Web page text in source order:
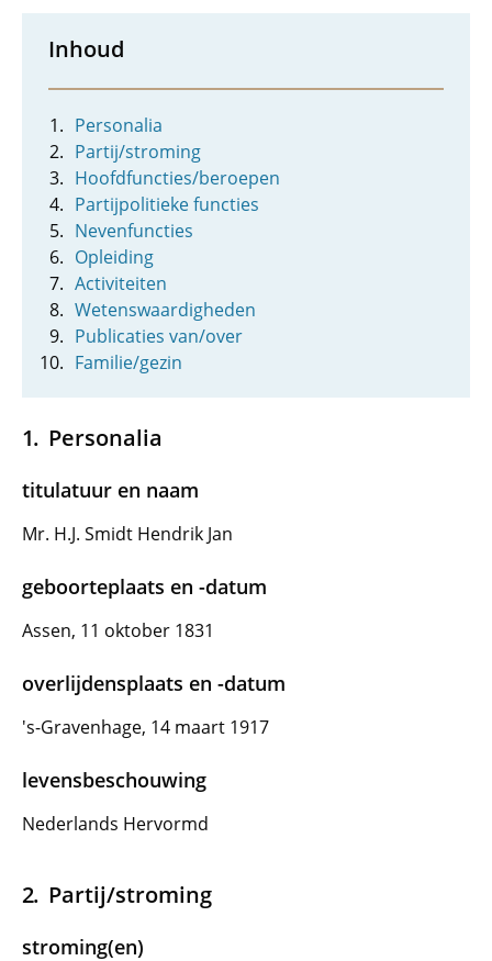
Inhoud
Personalia
Partij/stroming
Hoofdfuncties/beroepen
Partijpolitieke functies
Nevenfuncties
Opleiding
Activiteiten
Wetenswaardigheden
Publicaties van/over
Familie/gezin
Personalia
titulatuur en naam
Mr. H.J. Smidt Hendrik Jan
geboorteplaats en -datum
Assen, 11 oktober 1831
overlijdensplaats en -datum
's-Gravenhage, 14 maart 1917
levensbeschouwing
Nederlands Hervormd
Partij/stroming
stroming(en)